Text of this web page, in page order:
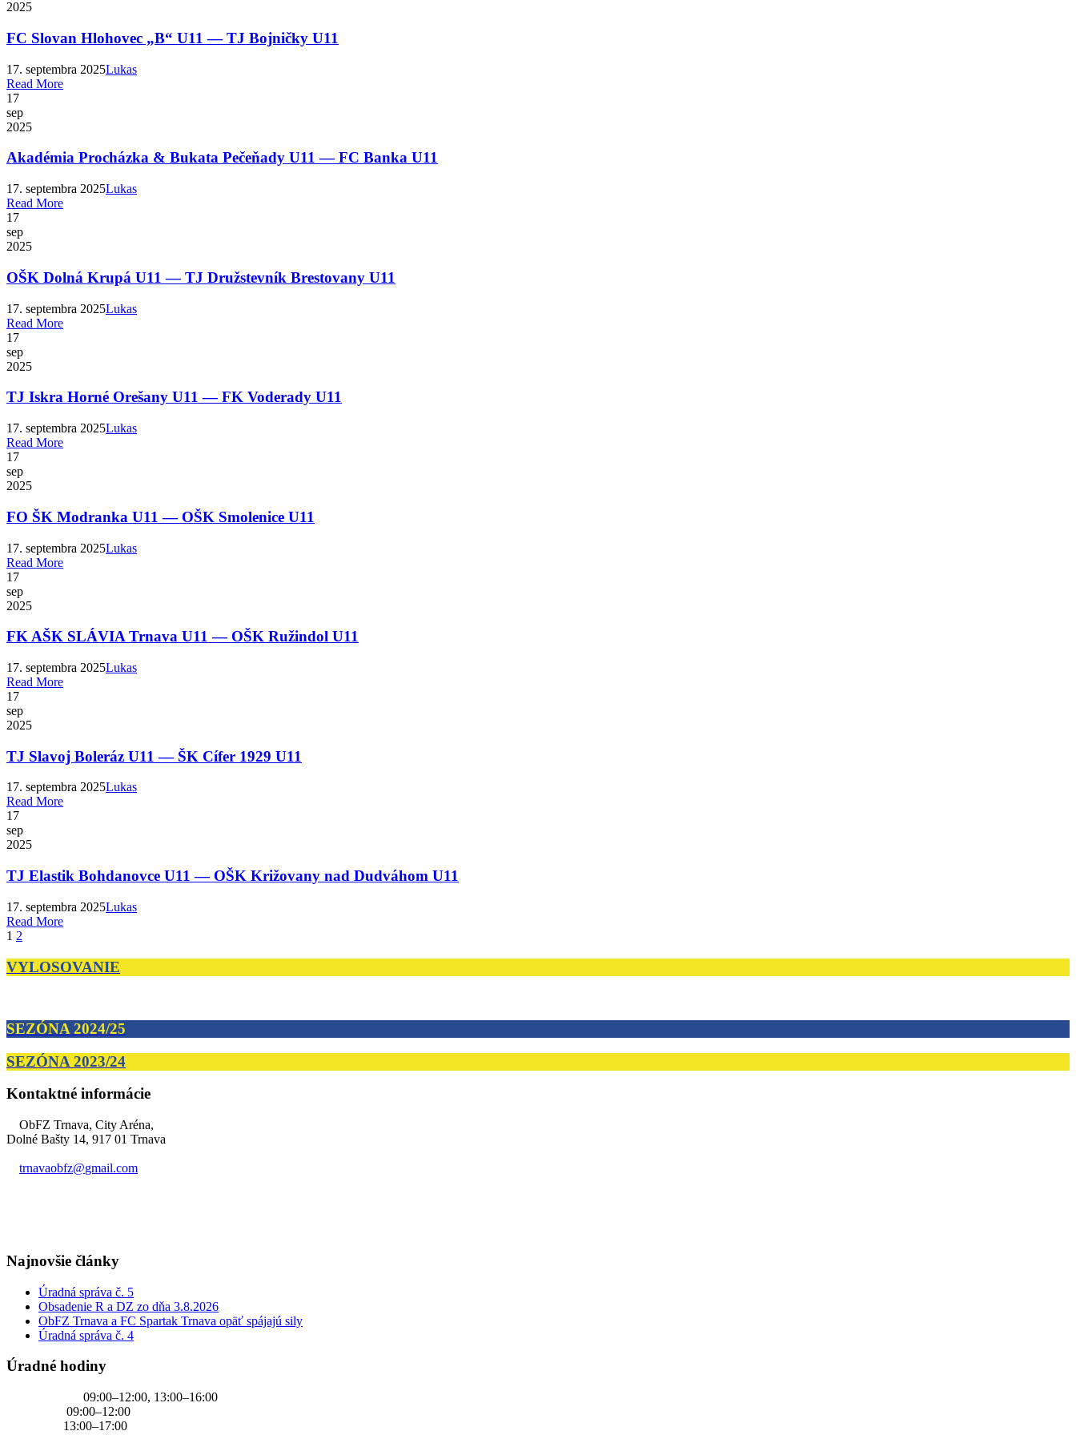
2025
FC Slovan Hlohovec „B“ U11 — TJ Bojničky U11
17. septembra 2025Lukas
Read More
17
sep
2025
Akadémia Procházka & Bukata Pečeňady U11 — FC Banka U11
17. septembra 2025Lukas
Read More
17
sep
2025
OŠK Dolná Krupá U11 — TJ Družstevník Brestovany U11
17. septembra 2025Lukas
Read More
17
sep
2025
TJ Iskra Horné Orešany U11 — FK Voderady U11
17. septembra 2025Lukas
Read More
17
sep
2025
FO ŠK Modranka U11 — OŠK Smolenice U11
17. septembra 2025Lukas
Read More
17
sep
2025
FK AŠK SLÁVIA Trnava U11 — OŠK Ružindol U11
17. septembra 2025Lukas
Read More
17
sep
2025
TJ Slavoj Boleráz U11 — ŠK Cífer 1929 U11
17. septembra 2025Lukas
Read More
17
sep
2025
TJ Elastik Bohdanovce U11 — OŠK Križovany nad Dudváhom U11
17. septembra 2025Lukas
Read More
1 2
VYLOSOVANIE
SEZÓNA 2024/25
SEZÓNA 2023/24
Kontaktné informácie
ObFZ Trnava, City Aréna,
Dolné Bašty 14, 917 01 Trnava
trnavaobfz@gmail.com
Najnovšie články
Úradná správa č. 5
Obsadenie R a DZ zo dňa 3.8.2026
ObFZ Trnava a FC Spartak Trnava opäť spájajú sily
Úradná správa č. 4
Úradné hodiny
09:00–12:00, 13:00–16:00
09:00–12:00
13:00–17:00